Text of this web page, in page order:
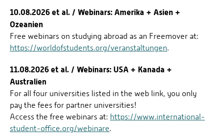
10.08.2026 et al. / Webinars: Amerika + Asien +
Ozeanien
Free webinars on studying abroad as an Freemover at:
https://worldofstudents.org/veranstaltungen.
11.08.2026 et al. / Webinars: USA + Kanada +
Australien
For all four universities listed in the web link, you only
pay the fees for partner universities!
Access the free webinars at: https://www.international-
student-office.org/webinare.